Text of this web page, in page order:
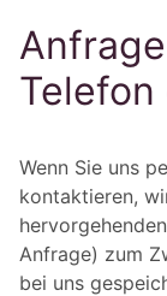
Wenn Sie uns
kontaktieren,
Anfrage) zum
bei uns